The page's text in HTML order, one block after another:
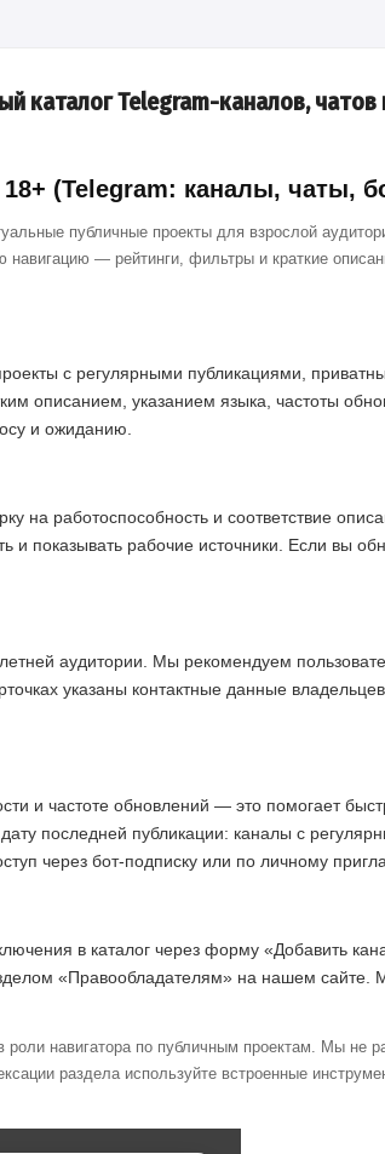
каталог Telegram-каналов, чатов
(Telegram: каналы, чаты,
публичные проекты для взрослой
— рейтинги, фильтры и краткие
с регулярными публикациями,
описанием, указанием языка, частоты
и ожиданию.
на работоспособность и соответствие
и показывать рабочие источники. Если вы
аудитории. Мы рекомендуем
указаны контактные данные
и частоте обновлений — это помогает
последней публикации: каналы с
через бот-подписку или по личному
в каталог через форму «Добавить
«Правообладателям» на нашем
навигатора по публичным проектам. Мы не
раздела используйте встроенные